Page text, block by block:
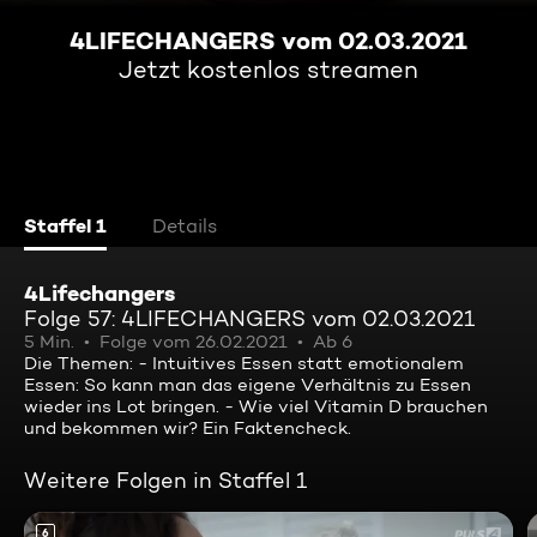
4LIFECHANGERS vom 02.03.2021
Jetzt kostenlos streamen
Staffel 1 Details
4Lifechangers
Folge 57: 4LIFECHANGERS vom 02.03.2021
5 Min. Folge vom 26.02.2021
Ab 6
Die Themen: - Intuitives Essen statt emotionalem
Essen: So kann man das eigene Verhältnis zu Essen
wieder ins Lot bringen. - Wie viel Vitamin D brauchen
und bekommen wir? Ein Faktencheck.
Weitere Folgen in Staffel 1
6